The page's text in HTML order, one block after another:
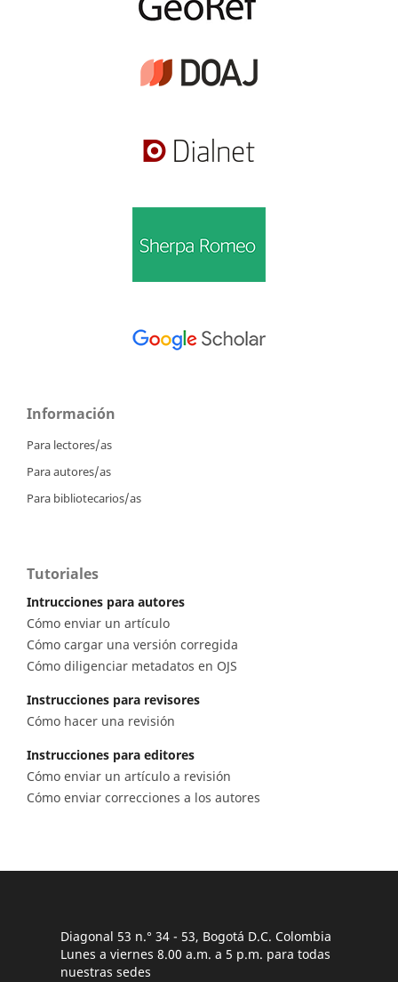
Información
Para lectores/as
Para autores/as
Para bibliotecarios/as
Tutoriales
Intrucciones para autores
Cómo enviar un artículo
Cómo cargar una versión corregida
Cómo diligenciar metadatos en OJS
Instrucciones para revisores
Cómo hacer una revisión
Instrucciones para editores
Cómo enviar un artículo a revisión
Cómo enviar correcciones a los autores
Diagonal 53 n.° 34 - 53, Bogotá D.C. Colombia
Lunes a viernes 8.00 a.m. a 5 p.m. para todas
nuestras sedes